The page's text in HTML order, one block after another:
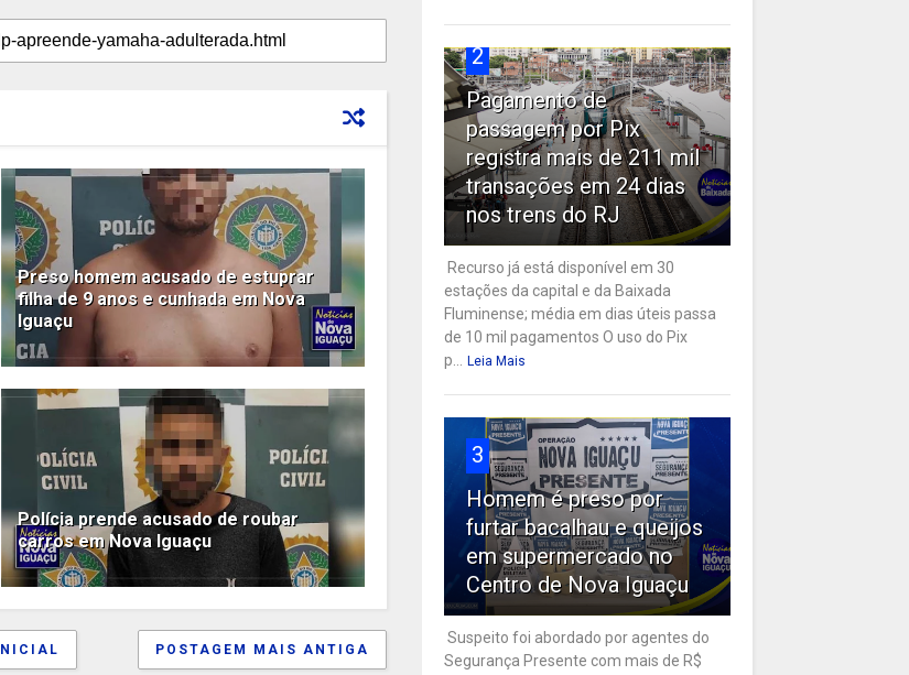
Preso homem acusado de estuprar
filha de 9 anos e cunhada em Nova
Iguaçu
Polícia prende acusado de roubar
carros em Nova Iguaçu
POSTAGEM MAIS ANTIGA
2
Pagamento de
passagem por Pix
registra mais de 211 mil
transações em 24 dias
nos trens do RJ
Recurso já está disponível em 30
estações da capital e da Baixada
Fluminense; média em dias úteis passa
de 10 mil pagamentos O uso do Pix
p...
Leia Mais
3
Homem é preso por
furtar bacalhau e queijos
em supermercado no
Centro de Nova Iguaçu
Suspeito foi abordado por agentes do
Segurança Presente com mais de R$